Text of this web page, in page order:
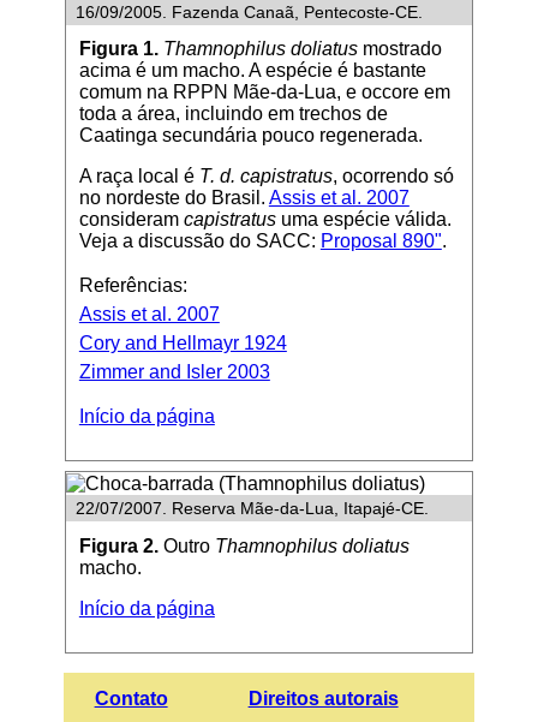
16/09/2005. Fazenda Canaã, Pentecoste-CE.
Figura 1. Thamnophilus doliatusmostrado
acima é um macho. A espécie é bastante
comum na RPPN Mãe-da-Lua, e occore em
toda a área, incluindo em trechos de
Caatinga secundária pouco regenerada.
A raça local é T. d. capistratus, ocorrendo só
no nordeste do Brasil. Assis et al. 2007
consideram capistratusuma espécie válida.
Veja a discussão do SACC: Proposal 890".
Referências:
Assis et al. 2007
Cory and Hellmayr 1924
Zimmer and Isler 2003
Início da página
22/07/2007. Reserva Mãe-da-Lua, Itapajé-CE.
Figura 2.Outro Thamnophilus doliatus
macho.
Início da página
Contato
Direitos autorais